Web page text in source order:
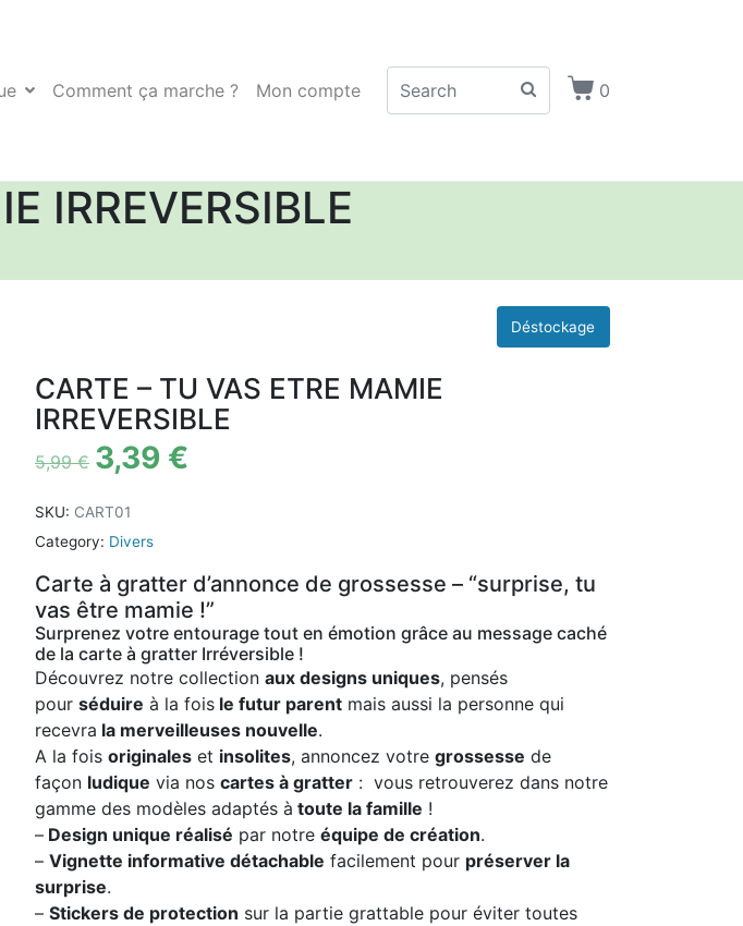
Comment ça marche ? Mon compte 0
IRREVERSIBLE
CARTE – TU VAS ETRE MAMIE
IRREVERSIBLE
5,99€ 3,39 €
SKU: CART01
Category: Divers
Carte à gratter d’annonce de grossesse – “surprise, tu
vas être mamie !”
Surprenez votre entourage tout en émotion grâce au message caché
de la carte à gratter Irréversible !
Découvrez notre collection aux designs uniques, pensés
pour séduire à la fois le futur parent mais aussi la personne qui
recevra la merveilleuses nouvelle.
A la fois originales et insolites, annoncez votre grossesse de
façon ludique via nos cartes à gratter : vous retrouverez dans notre
gamme des modèles adaptés à toute la famille !
– Design unique réalisé par notre équipe de création.
– Vignette informative détachable facilement pour préserver la
surprise.
– Stickers de protection sur la partie grattable pour éviter toutes